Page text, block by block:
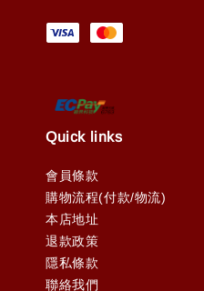
Quick links
會員條款
購物流程(付款/物流)
本店地址
退款政策
隱私條款
聯絡我們